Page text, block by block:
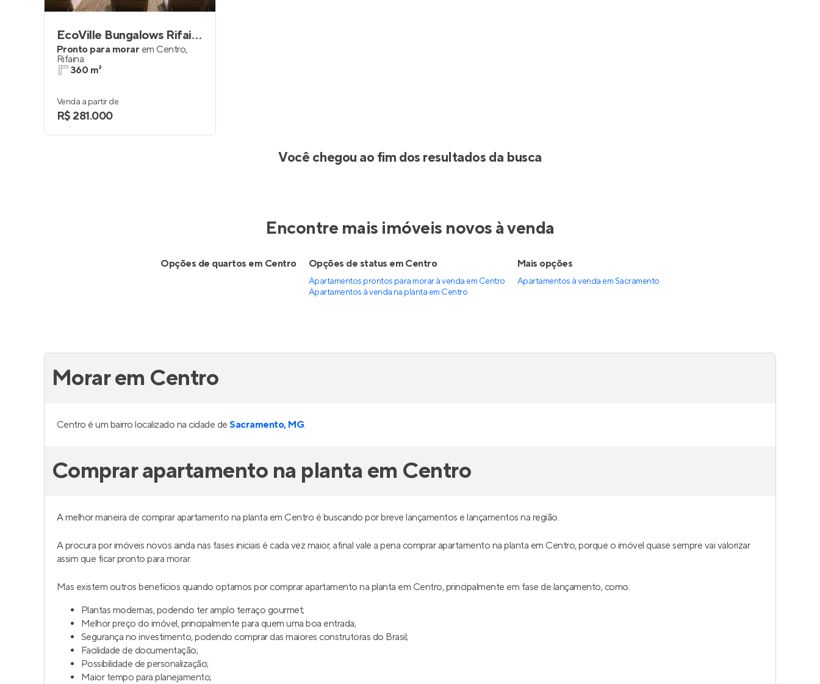
EcoVille Bungalows Rifaina
Pronto para morar em Centro,
Rifaina
360 m²
Venda a partir de
R$ 281.000
Você chegou ao fim dos resultados da busca
Encontre mais imóveis novos à venda
Opções de quartos em Centro Opções de status em Centro
Apartamentos prontos para morar à venda em Centro
Apartamentos à venda na planta em Centro
Mais opções
Apartamentos à venda em Sacramento
Morar em Centro
Centro é um bairro localizado na cidade deSacramento, MG.
Comprar apartamento na planta em Centro
A melhor maneira de comprar apartamento na planta em Centro é buscando por breve lançamentos e lançamentos na região.
A procura por imóveis novos ainda nas fases iniciais é cada vez maior, afinal vale a pena comprar apartamento na planta em Centro, porque o imóvel quase sempre vai valorizar
assim que ficar pronto para morar.
Mas existem outros benefícios quando optamos por comprar apartamento na planta em Centro, principalmente em fase de lançamento, como:
Plantas modernas, podendo ter amplo terraço gourmet;
Melhor preço do imóvel, principalmente para quem uma boa entrada;
Segurança no investimento, podendo comprar das maiores construtoras do Brasil;
Facilidade de documentação;
Possibilidade de personalização;
Maior tempo para planejamento;